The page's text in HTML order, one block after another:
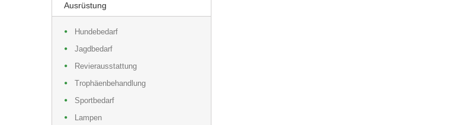
Ausrüstung
Hundebedarf
Jagdbedarf
Revierausstattung
Trophäenbehandlung
Sportbedarf
Lampen